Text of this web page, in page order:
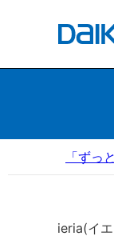
「ず
ieria(イ